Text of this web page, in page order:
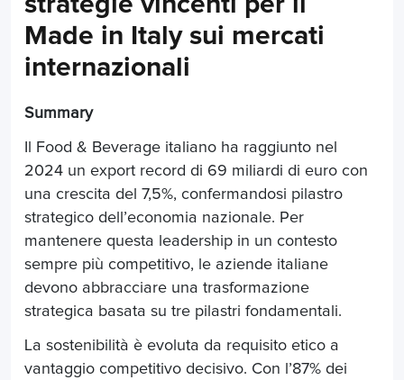
Made in Italy sui mercati
internazionali
Summary
Il Food & Beverage italiano ha raggiunto nel
2024 un export record di 69 miliardi di euro con
una crescita del 7,5%, confermandosi pilastro
strategico dell’economia nazionale. Per
mantenere questa leadership in un contesto
sempre più competitivo, le aziende italiane
devono abbracciare una trasformazione
strategica basata su tre pilastri fondamentali.
La sostenibilità è evoluta da requisito etico a
vantaggio competitivo decisivo. Con l’87% dei